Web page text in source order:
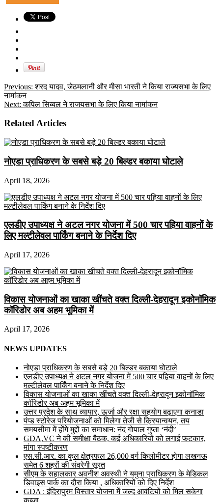
Previous: शरद यादव, जेठमलानी और मीसा भारती ने किया राज्यसभा के लिए
नामांकन
Next: कपिल सिब्‍बल ने राजयसभा के लिए किया नामांकन
Related Articles
नोएडा प्राधिकरण के सबसे बड़े 20 बिल्डर बकाया घोटाले
April 18, 2026
एलडीए उपाध्यक्ष ने अटल नगर योजना में 500 चार पहिया वाहनों के
लिए मल्टीलेवल पार्किंग बनाने के निर्देश दिए
April 17, 2026
विकास योजनाओं का खाका खींचते वक्त दिल्ली-देहरादून इकोनॉमिक
कॉरिडोर अब अहम भूमिका में
April 17, 2026
NEWS UPDATES
नोएडा प्राधिकरण के सबसे बड़े 20 बिल्डर बकाया घोटाले
एलडीए उपाध्यक्ष ने अटल नगर योजना में 500 चार पहिया वाहनों के लिए
मल्टीलेवल पार्किंग बनाने के निर्देश दिए
विकास योजनाओं का खाका खींचते वक्त दिल्ली-देहरादून इकोनॉमिक
कॉरिडोर अब अहम भूमिका में
उत्तर प्रदेश के साथ व्यापार, ऊर्जा और रक्षा सहयोग बढ़ाएगा कनाडा
पंप्ड स्टोरेज परियोजनाओं को मिलेगा तेजी से क्रियान्वयन, तय
समयसीमा में होंगे मुद्दों का समाधान: नंद गोपाल गुप्ता ‘नंदी’
GDA,VC ने की समीक्षा बैठक, कई अधिकारियों को लगाई फटकार,
मांगा स्पष्टीकरण
एस.सी.आर. का कुल क्षेत्रफल 26,000 वर्ग किलोमीटर होगा लखनऊ
समेत 6 शहरों की संवरेगी सूरत
सीएम के सहालकार अवनीश अवस्थी ने यमुना प्राधिकरण के मेडिकल
डिवाइस पार्क का दौरा किया , अधिकारियों को दिए निर्देश
GDA : इंदिरापुरम विस्तार योजना में जल्द आवंटियों को मिल सकेगा
कब्जा